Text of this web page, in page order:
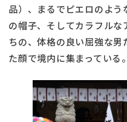
品）、まるでピエロのよ
の帽子、そしてカラフル
ちの、体格の良い屈強な
た顔で境内に集まっている。